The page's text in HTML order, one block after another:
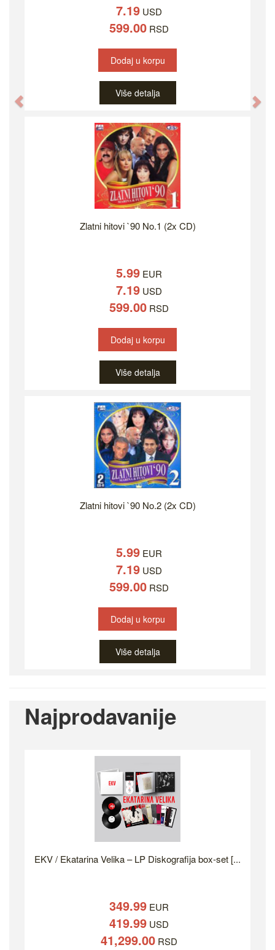
7.19 USD
599.00 RSD
Dodaj u korpu
Više detalja
Zlatni hitovi `90 No.1 (2x CD)
5.99 EUR
7.19 USD
599.00 RSD
Dodaj u korpu
Više detalja
Zlatni hitovi `90 No.2 (2x CD)
5.99 EUR
7.19 USD
599.00 RSD
Dodaj u korpu
Više detalja
Najprodavanije
EKV / Ekatarina Velika – LP Diskografija box-set [...
349.99 EUR
419.99 USD
41,299.00 RSD